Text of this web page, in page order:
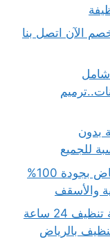
الحوش بالرياض 33% خصم الآن اتصل بنا
شامل
بدون
مقاول معالجة تعشيش الخرسانة بالرياض بجودة 100%
والأسقف
افضل شركات التنظيف بالرياض خدمة تنظيف 24 ساعة
بالرياض